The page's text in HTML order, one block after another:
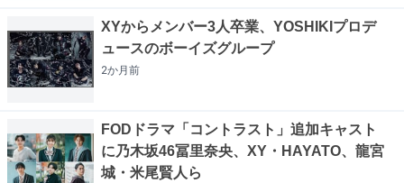
XYからメンバー3人卒業、YOSHIKIプロデ
ュースのボーイズグループ
2か月前
FODドラマ「コントラスト」追加キャスト
に乃木坂46冨里奈央、XY・HAYATO、龍宮
城・米尾賢人ら